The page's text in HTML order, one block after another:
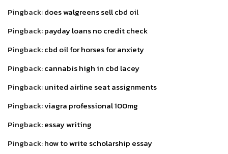
Pingback:does walgreens sell cbd oil
Pingback:payday loans no credit check
Pingback:cbd oil for horses for anxiety
Pingback:cannabis high in cbd lacey
Pingback:united airline seat assignments
Pingback:viagra professional 100mg
Pingback:essay writing
Pingback:how to write scholarship essay